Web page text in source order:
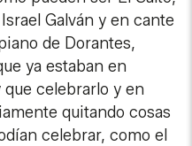
Galván y en cante
de Dorantes,
ya estaban en
celebrarlo y en
quitando cosas
celebrar, como el